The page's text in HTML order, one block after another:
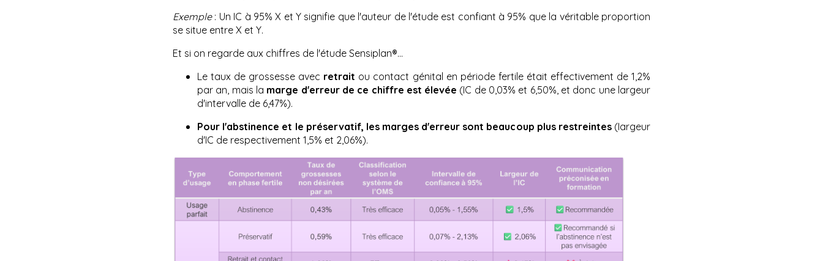
Exemple: Un IC à 95% X et Y signifie que l'auteur de l'étude est confiant à 95% que la véritable proportion
se situe entre X et Y.
Et si on regarde aux chiffres de l'étude Sensiplan®...
Le taux de grossesse avec retrait ou contact génital en période fertile était effectivement de 1,2%
par an, mais la marge d'erreur de ce chiffre est élevée (IC de 0,03% et 6,50%, et donc une largeur
d'intervalle de 6,47%).
Pour l'abstinence et le préservatif, les marges d'erreur sont beaucoup plus restreintes(Iargeur
d'IC de respectivement 1,5% et 2,06%).